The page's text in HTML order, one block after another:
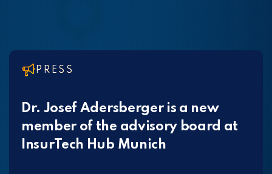
PRESS
Dr. Josef Adersberger is a new
member of the advisory board at
InsurTech Hub Munich